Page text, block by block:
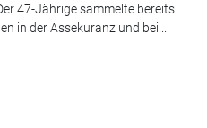
47-Jährige sammelte bereits
in der Assekuranz und bei...